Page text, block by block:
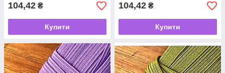
104,42 ₴
Купити
104,42 ₴
Купити